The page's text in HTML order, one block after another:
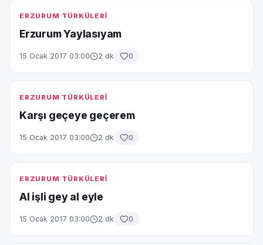
ERZURUM TÜRKÜLERİ
Erzurum Yaylasıyam
15 Ocak 2017 03:00 2 dk 0
ERZURUM TÜRKÜLERİ
Karşı geçeye geçerem
15 Ocak 2017 03:00 2 dk 0
ERZURUM TÜRKÜLERİ
Al işli gey al eyle
15 Ocak 2017 03:00 2 dk 0